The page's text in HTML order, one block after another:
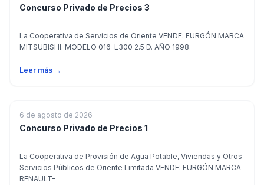
Concurso Privado de Precios 3
La Cooperativa de Servicios de Oriente VENDE: FURGÓN MARCA
MITSUBISHI. MODELO 016-L300 2.5 D. AÑO 1998.
Leer más →
6 de agosto de 2026
Concurso Privado de Precios 1
La Cooperativa de Provisión de Agua Potable, Viviendas y Otros
Servicios Públicos de Oriente Limitada VENDE: FURGÓN MARCA
RENAULT-